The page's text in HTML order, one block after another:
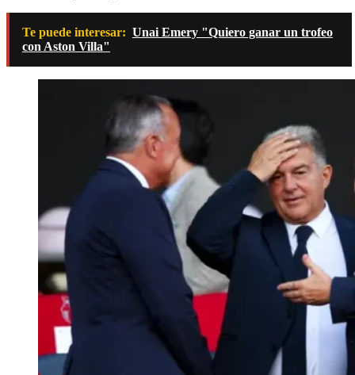
Te puede interesar: Unai Emery "Quiero ganar un trofeo
con Aston Villa"